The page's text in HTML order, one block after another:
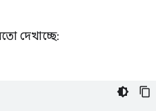
দেখাচ্ছে: